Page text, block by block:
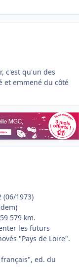
overview
c'est qu'un des
et emmené du côté
(06/1973)
579 km.
les futurs
"Pays de Loire".
ed. du